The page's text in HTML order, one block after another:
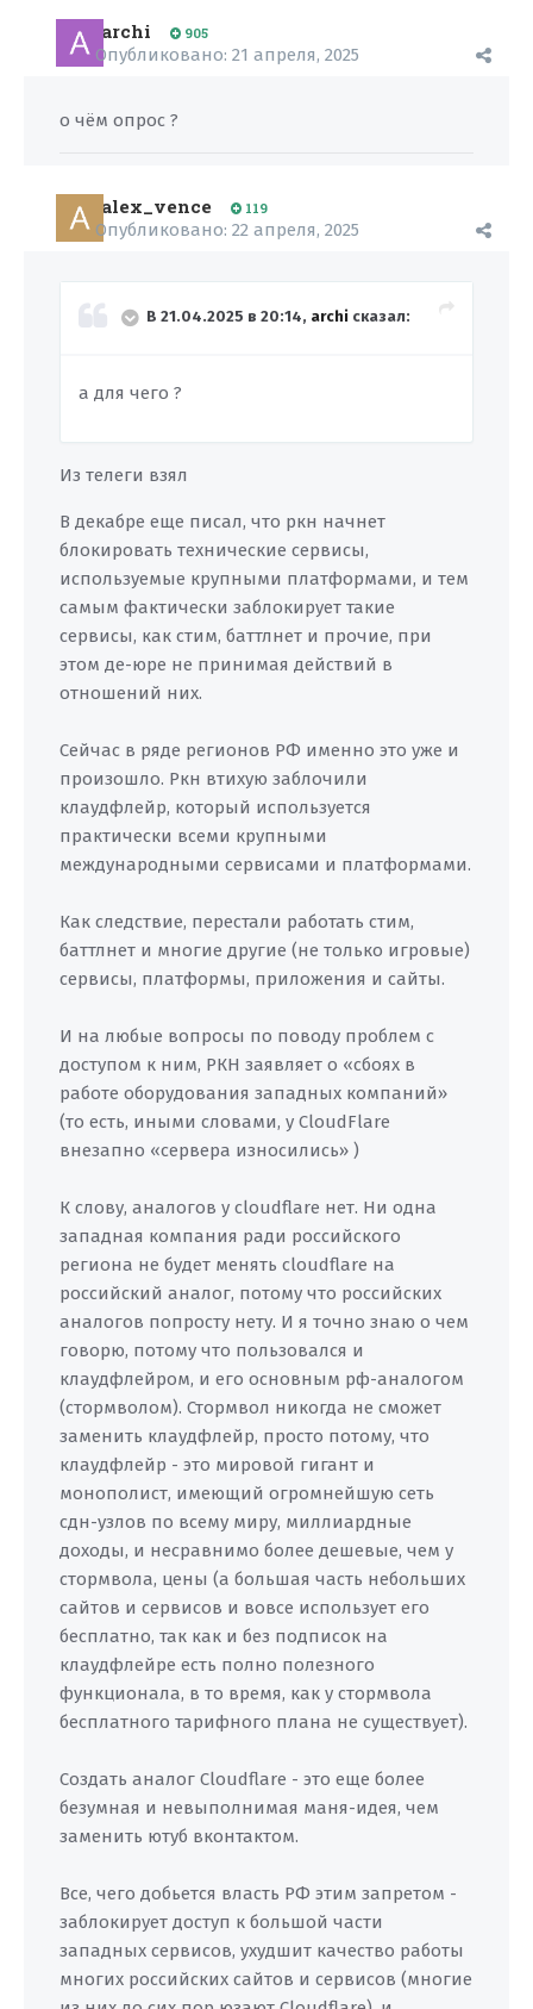
archi 905
Опубликовано: 21 апреля, 2025
о чём опрос ?
alex_vence 119
Опубликовано: 22 апреля, 2025
В 21.04.2025 в 20:14, archi сказал:
а для чего ?
Из телеги взял
В декабре еще писал, что ркн начнет
блокировать технические сервисы,
используемые крупными платформами, и тем
самым фактически заблокирует такие
сервисы, как стим, баттлнет и прочие, при
этом де-юре не принимая действий в
отношений них.
Сейчас в ряде регионов РФ именно это уже и
произошло. Ркн втихую заблочили
клаудфлейр, который используется
практически всеми крупными
международными сервисами и платформами.
Как следствие, перестали работать стим,
баттлнет и многие другие (не только игровые)
сервисы, платформы, приложения и сайты.
И на любые вопросы по поводу проблем с
доступом к ним, РКН заявляет о «сбоях в
работе оборудования западных компаний»
(то есть, иными словами, у CloudFlare
внезапно «сервера износились» )
К слову, аналогов у cloudflare нет. Ни одна
западная компания ради российского
региона не будет менять cloudflare на
российский аналог, потому что российских
аналогов попросту нету. И я точно знаю о чем
говорю, потому что пользовался и
клаудфлейром, и его основным рф-аналогом
(стормволом). Стормвол никогда не сможет
заменить клаудфлейр, просто потому, что
клаудфлейр - это мировой гигант и
монополист, имеющий огромнейшую сеть
сдн-узлов по всему миру, миллиардные
доходы, и несравнимо более дешевые, чем у
стормвола, цены (а большая часть небольших
сайтов и сервисов и вовсе использует его
бесплатно, так как и без подписок на
клаудфлейре есть полно полезного
функционала, в то время, как у стормвола
бесплатного тарифного плана не существует).
Создать аналог Cloudflare - это еще более
безумная и невыполнимая маня-идея, чем
заменить ютуб вконтактом.
Все, чего добьется власть РФ этим запретом -
заблокирует доступ к большой части
западных сервисов, ухудшит качество работы
многих российских сайтов и сервисов (многие